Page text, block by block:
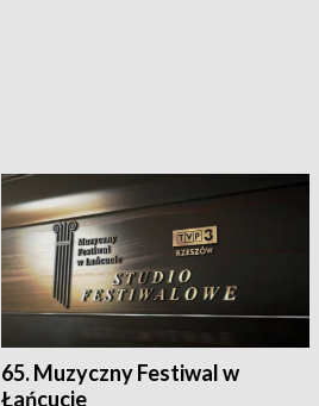
65. Muzyczny Festiwal w
Łańcucie